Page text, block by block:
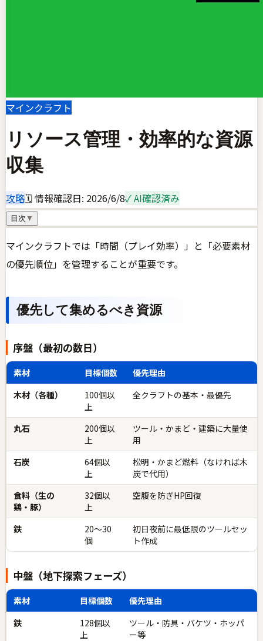
マインクラフト
リソース管理・効率的な資源
収集
攻略🗓 情報確認日: 2026/6/8✓ AI確認済み
目次 ▼
マインクラフトでは「時間（プレイ効率）」と「必要素材
の優先順位」を管理することが重要です。
優先して集めるべき資源
序盤（最初の数日）
素材 目標個数
優先理由
木材（各種）
100個以
上
全クラフトの基本・最優先
丸石
200個以
上
ツール・かまど・建築に大量使
用
石炭
64個以
上
松明・かまど燃料（なければ木
炭で代用）
食料（生の
鶏・豚）
32個以
上
空腹を防ぎHP回復
鉄
20〜30
個
初日夜前に最低限のツールセッ
ト作成
中盤（地下探索フェーズ）
素材 目標個数
優先理由
鉄
128個以
上
ツール・防具・バケツ・ホッパ
ー等